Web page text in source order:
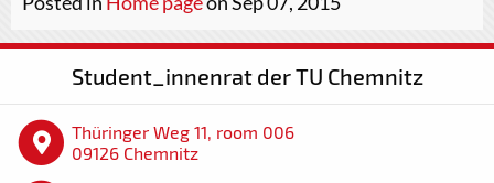
Student_innenrat der TU Chemnitz
Thüringer Weg 11, room 006
09126 Chemnitz